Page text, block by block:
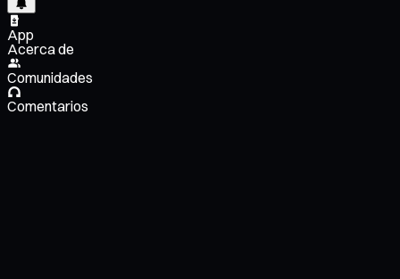
App
Acerca de
Comunidades
Comentarios